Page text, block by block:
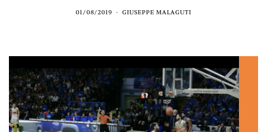
01/08/2019 GIUSEPPE MALAGUTI